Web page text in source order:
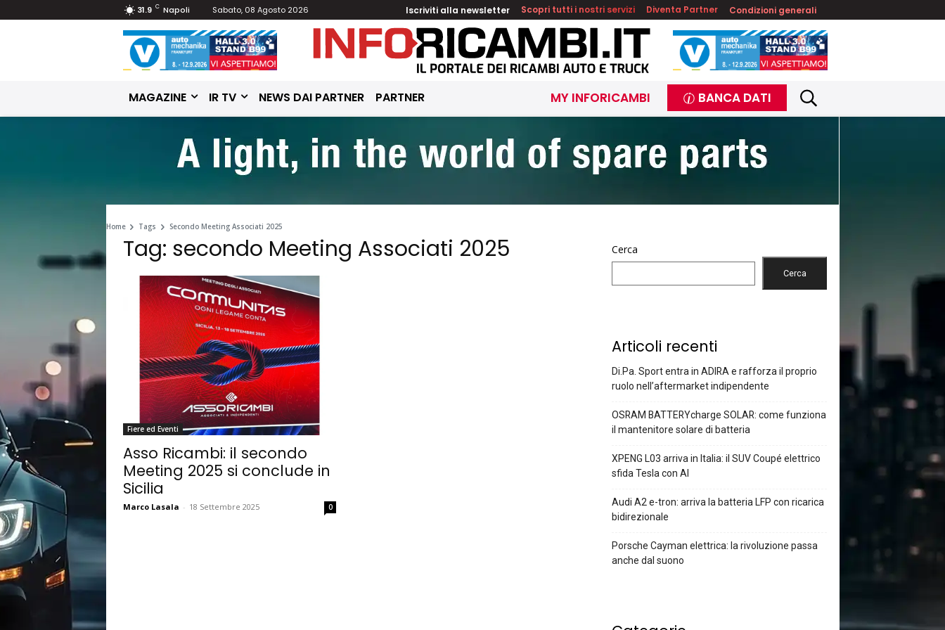
31.9 C Napoli Sabato, 08 Agosto 2026 Iscriviti alla newsletter Scopri tutti i nostri servizi Diventa Partner Condizioni generali
MAGAZINE IR TV NEWS DAI PARTNER PARTNER MY INFORICAMBI BANCA DATI
Home Tags Secondo Meeting Associati 2025
Tag: secondo Meeting Associati 2025
Fiere ed Eventi
Asso Ricambi: il secondo
Meeting 2025 si conclude in
Sicilia
Marco Lasala - 18 Settembre 2025 0
Cerca
Cerca
Articoli recenti
Di.Pa. Sport entra in ADIRA e rafforza il proprio
ruolo nell’aftermarket indipendente
OSRAM BATTERYcharge SOLAR: come funziona
il mantenitore solare di batteria
XPENG L03 arriva in Italia: il SUV Coupé elettrico
sfida Tesla con AI
Audi A2 e-tron: arriva la batteria LFP con ricarica
bidirezionale
Porsche Cayman elettrica: la rivoluzione passa
anche dal suono